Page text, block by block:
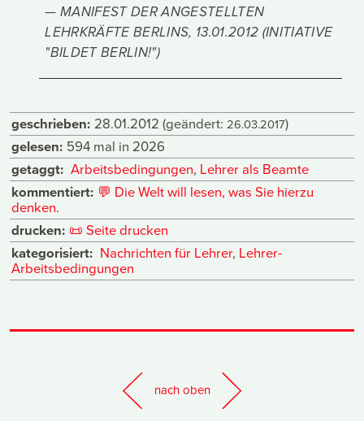
MANIFEST DER ANGESTELLTEN
LEHRKRÄFTE BERLINS, 13.01.2012 (INITIATIVE
"BILDET BERLIN!")
geschrieben: 28.01.2012 (geändert: 26.03.2017)
gelesen: 594 mal in 2026
getaggt: Arbeitsbedingungen, Lehrer als Beamte
kommentiert: 💬 Die Welt will lesen, was Sie hierzu
denken.
drucken: 📜 Seite drucken
kategorisiert: Nachrichten für Lehrer, Lehrer-
Arbeitsbedingungen
nach oben